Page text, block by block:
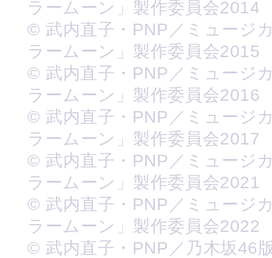
ラームーン」製作委員会2014
© 武内直子・PNP／ミュージ
ラームーン」製作委員会2015
© 武内直子・PNP／ミュージ
ラームーン」製作委員会2016
© 武内直子・PNP／ミュージ
ラームーン」製作委員会2017
© 武内直子・PNP／ミュージ
ラームーン」製作委員会2021
© 武内直子・PNP／ミュージ
ラームーン」製作委員会2022
© 武内直子・PNP／乃木坂46